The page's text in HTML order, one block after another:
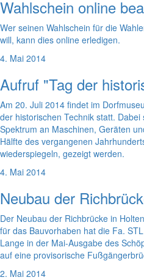
Wahlschein online
Wer seinen Wahlschein für die
will, kann dies online erledigen.
4. Mai 2014
Aufruf "Tag der
Am 20. Juli 2014 findet im
der historischen Technik statt.
Spektrum an Maschinen, Geräten
Hälfte des vergangenen
wiederspiegeln, gezeigt werden.
4. Mai 2014
Neubau der
Der Neubau der Richbrücke in
für das Bauvorhaben hat die Fa.
Lange in der Mai-Ausgabe des
auf eine provisorische
2. Mai 2014